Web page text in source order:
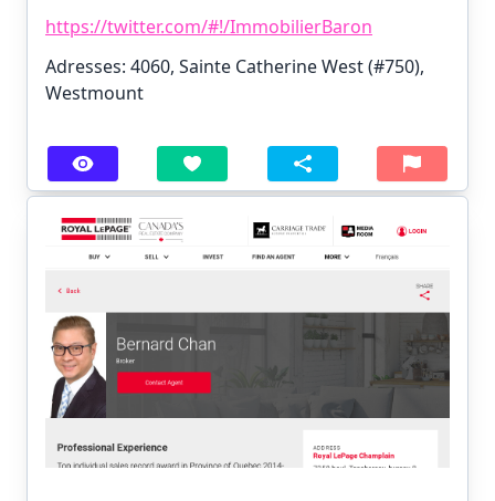
https://twitter.com/#!/ImmobilierBaron
Adresses: 4060, Sainte Catherine West (#750),
Westmount